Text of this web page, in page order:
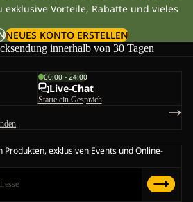
Vorteile, Rabatte und vieles
NEUES KONTO ERSTELLEN
innerhalb von 30 Tagen
00:00 - 24:00
Live-Chat
Starte ein Gespräch
Produkten, exklusiven Events und Online-